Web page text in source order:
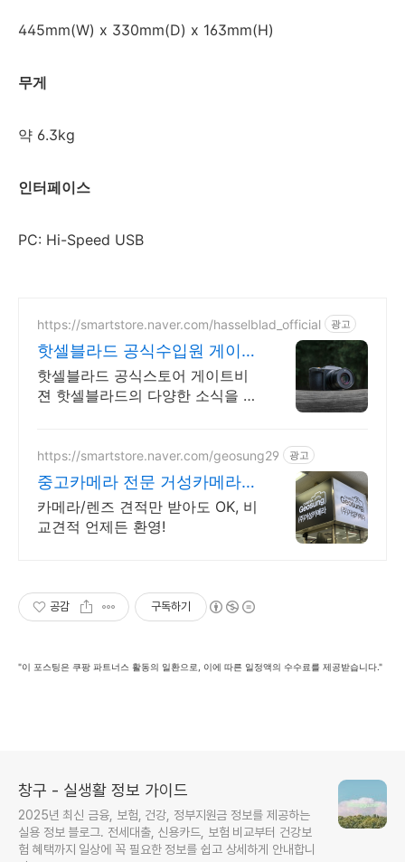
445mm(W) x 330mm(D) x 163mm(H)
무게
약 6.3kg
인터페이스
PC: Hi-Speed USB
https://smartstore.naver.com/hasselblad_official 광고
핫셀블라드 공식수입원 게이트
비젼
핫셀블라드 공식스토어 게이트비
젼 핫셀블라드의 다양한 소식을 빠
https://smartstore.naver.com/geosung29 광고
중고카메라 전문 거성카메라
재구매율 높은 매장!
카메라/렌즈 견적만 받아도 OK, 비
교견적 언제든 환영!
공감 구독하기
"이 포스팅은 쿠팡 파트너스 활동의 일환으로, 이에 따른 일정액의 수수료를 제공받습니다."
창구 - 실생활 정보 가이드
2025년 최신 금융, 보험, 건강, 정부지원금 정보를 제공하는
실용 정보 블로그. 전세대출, 신용카드, 보험 비교부터 건강보
험 혜택까지 일상에 꼭 필요한 정보를 쉽고 상세하게 안내합니